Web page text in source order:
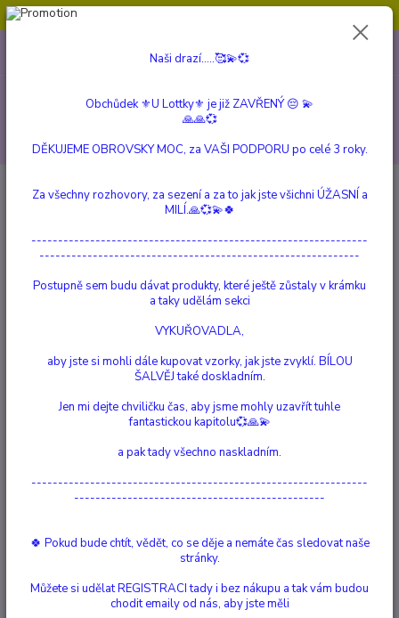
CZK
Stream Lapis Lazuli náramek
Ohodnotit produkt
Seznamte se s náramkem Stream Lapis Lazuli stříbrné barvy. Tento
ručně vyráběný náramek obsahuje malé surové drahokamy Lapis Lazuli a
modré, zelené a stříbrné skleněné korálky. Navléknutý na gumu se
moudrost a spojení. ...celý popis
Naši drazí.....🥰💫💞
Obchůdek ⚜️U Lottky⚜️ je již ZAVŘENÝ 😔 💫
🙏🙏💞
DĚKUJEME OBROVSKY MOC, za VAŠI PODPORU po celé 3 roky.
Za všechny rozhovory, za sezení a za to jak jste všichni ÚŽASNÍ a
MILÍ.🙏💞💫🍀
---------------------------------------------------------------
------------------------------------------------------------
Postupně sem budu dávat produkty, které ještě zůstaly v krámku
a taky udělám sekci
VYKUŘOVADLA,
aby jste si mohli dále kupovat vzorky, jak jste zvyklí. BÍLOU
ŠALVĚJ také doskladním.
Jen mi dejte chviličku čas, aby jsme mohly uzavřít tuhle
fantastickou kapitolu💞🙏💫
a pak tady všechno naskladním.
---------------------------------------------------------------
-----------------------------------------------
🍀 Pokud bude chtít, vědět, co se děje a nemáte čas sledovat naše
stránky.
Můžete si udělat REGISTRACI tady i bez nákupu a tak vám budou
chodit emaily od nás, aby jste měli